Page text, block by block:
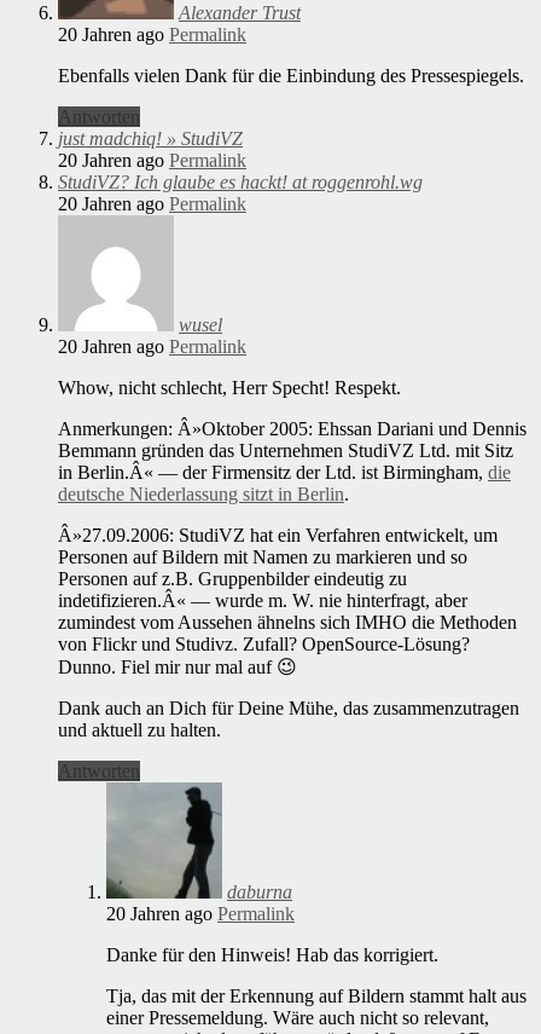
Alexander Trust
20 Jahren ago Permalink
Ebenfalls vielen Dank für die Einbindung des Pressespiegels.
Antworten
just madchiq! » StudiVZ
20 Jahren ago Permalink
StudiVZ? Ich glaube es hackt! at roggenrohl.wg
20 Jahren ago Permalink
wusel
20 Jahren ago Permalink
Whow, nicht schlecht, Herr Specht! Respekt.
Anmerkungen: Â»Oktober 2005: Ehssan Dariani und Dennis
Bemmann gründen das Unternehmen StudiVZ Ltd. mit Sitz
in Berlin.Â« — der Firmensitz der Ltd. ist Birmingham, die
deutsche Niederlassung sitzt in Berlin.
Â»27.09.2006: StudiVZ hat ein Verfahren entwickelt, um
Personen auf Bildern mit Namen zu markieren und so
Personen auf z.B. Gruppenbilder eindeutig zu
indetifizieren.Â« — wurde m. W. nie hinterfragt, aber
zumindest vom Aussehen ähnelns sich IMHO die Methoden
von Flickr und Studivz. Zufall? OpenSource-Lösung?
Dunno. Fiel mir nur mal auf 😉
Dank auch an Dich für Deine Mühe, das zusammenzutragen
und aktuell zu halten.
Antworten
daburna
20 Jahren ago Permalink
Danke für den Hinweis! Hab das korrigiert.
Tja, das mit der Erkennung auf Bildern stammt halt aus
einer Pressemeldung. Wäre auch nicht so relevant,